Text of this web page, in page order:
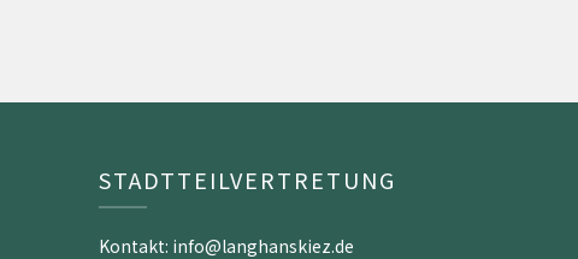
STADTTEILVERTRETUNG
Kontakt: info@langhanskiez.de